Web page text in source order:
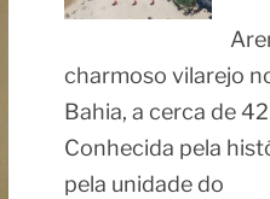
charmoso vilarejo
Bahia, a cerca de
Conhecida pela
pela unidade do